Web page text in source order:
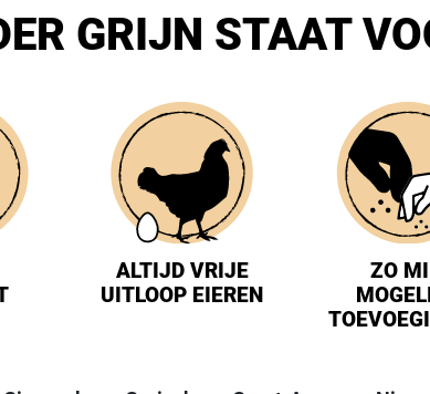
GRIJN STAAT
ALTIJD VRIJE
UITLOOP EIEREN
ZO